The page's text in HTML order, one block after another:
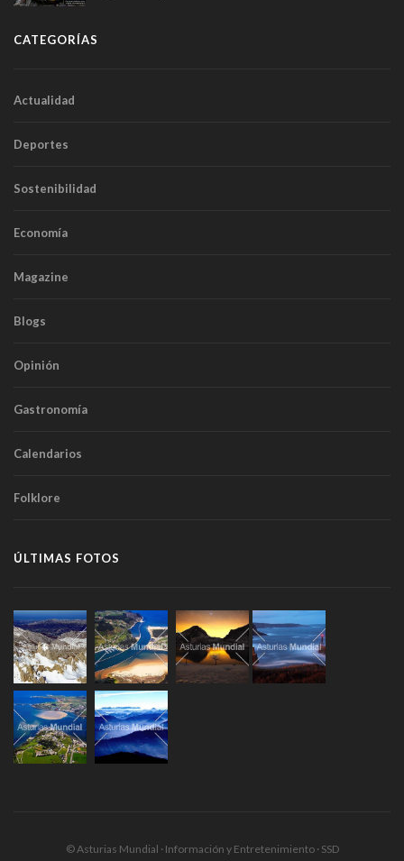
CATEGORÍAS
Actualidad
Deportes
Sostenibilidad
Economía
Magazine
Blogs
Opinión
Gastronomía
Calendarios
Folklore
ÚLTIMAS FOTOS
© Asturias Mundial · Información y Entretenimiento · SSD